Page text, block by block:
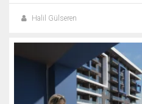
Halil Gülseren